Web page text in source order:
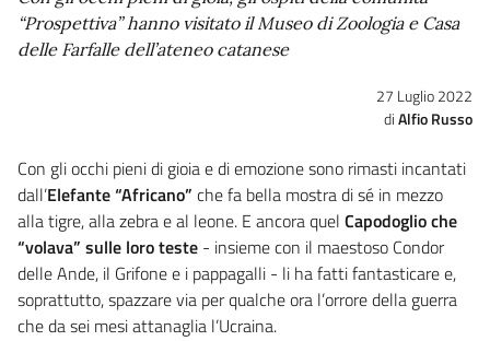
“Prospettiva” hanno visitato il Museo di Zoologia e Casa
delle Farfalle dell’ateneo catanese
27 Luglio 2022
Alfio Russo
Con gli occhi pieni di gioia e di emozione sono rimasti incantati
dall’Elefante “Africano” che fa bella mostra di sé in mezzo
alla tigre, alla zebra e al leone. E ancora quel Capodoglio che
“volava” sulle loro teste - insieme con il maestoso Condor
delle Ande, il Grifone e i pappagalli - li ha fatti fantasticare e,
soprattutto, spazzare via per qualche ora l’orrore della guerra
che da sei mesi attanaglia l’Ucraina.